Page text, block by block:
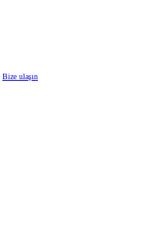
Bize ulaşın